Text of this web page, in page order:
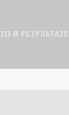
В РЕЗУЛЬТАТЕ